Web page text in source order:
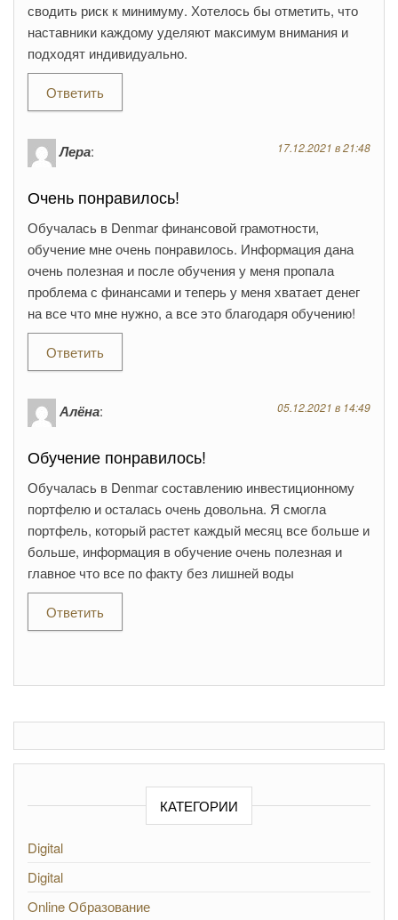
сводить риск к минимуму. Хотелось бы отметить, что
наставники каждому уделяют максимум внимания и
подходят индивидуально.
Ответить
Лера: 17.12.2021 в 21:48
Очень понравилось!
Обучалась в Denmar финансовой грамотности,
обучение мне очень понравилось. Информация дана
очень полезная и после обучения у меня пропала
проблема с финансами и теперь у меня хватает денег
на все что мне нужно, а все это благодаря обучению!
Ответить
Алёна: 05.12.2021 в 14:49
Обучение понравилось!
Обучалась в Denmar составлению инвестиционному
портфелю и осталась очень довольна. Я смогла
портфель, который растет каждый месяц все больше и
больше, информация в обучение очень полезная и
главное что все по факту без лишней воды
Ответить
КАТЕГОРИИ
Digital
Digital
Online Образование